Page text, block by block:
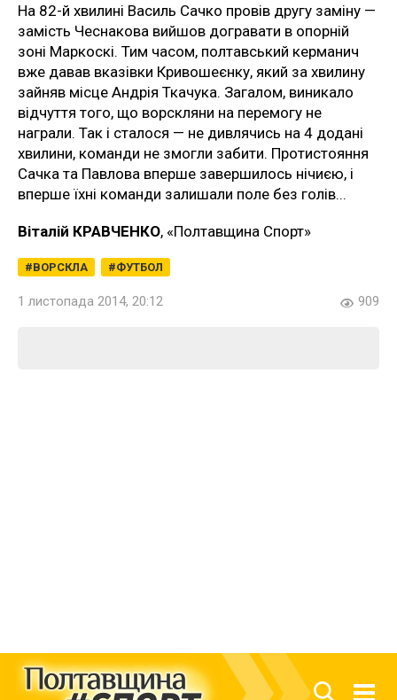
На 82-й хвилині Василь Сачко провів другу заміну —
замість Чеснакова вийшов догравати в опорній
зоні Маркоскі. Тим часом, полтавський керманич
вже давав вказівки Кривошеєнку, який за хвилину
зайняв місце Андрія Ткачука. Загалом, виникало
відчуття того, що ворскляни на перемогу не
награли. Так і сталося — не дивлячись на 4 додані
хвилини, команди не змогли забити. Протистояння
Сачка та Павлова вперше завершилось нічиєю, і
вперше їхні команди залишали поле без голів...
Віталій КРАВЧЕНКО, «Полтавщина Спорт»
ВОРСКЛА ФУТБОЛ
1 листопада 2014, 20:12 909